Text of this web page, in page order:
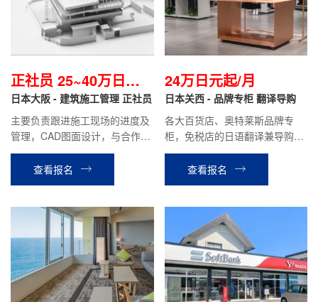
正社员 25~40万日元/
月
日本大阪 - 建筑施工管理 正社员
主要负责跟进施工现场的进度及
管理，CAD图面设计，与合作方
沟通，安全管理等工作。
查看报名
24万日元起/月
日本关西 - 品牌专柜 翻译导购
各大百货店、奥特莱斯品牌专
柜，免税店的日语翻译兼导购等
工作。
查看报名